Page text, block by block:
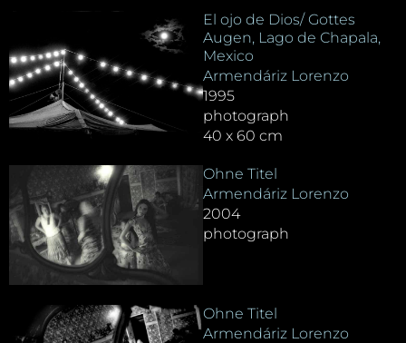
El ojo de Dios/ Gottes
Augen, Lago de Chapala,
Mexico
Armendáriz Lorenzo
1995
photograph
40 x 60 cm
Ohne Titel
Armendáriz Lorenzo
2004
photograph
Ohne Titel
Armendáriz Lorenzo